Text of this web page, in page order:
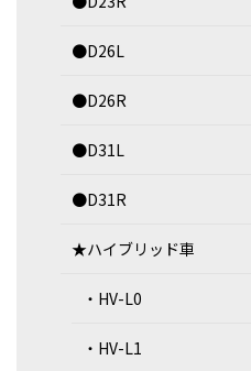
●D26L
●D26R
●D31L
●D31R
★ハイブリッド車
・HV-L0
・HV-L1